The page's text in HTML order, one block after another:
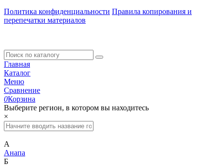
Политика конфиденциальности Правила копирования и
перепечатки материалов
Главная
Каталог
Меню
Сравнение
0Корзина
Выберите регион, в котором вы находитесь
×
А
Анапа
Б